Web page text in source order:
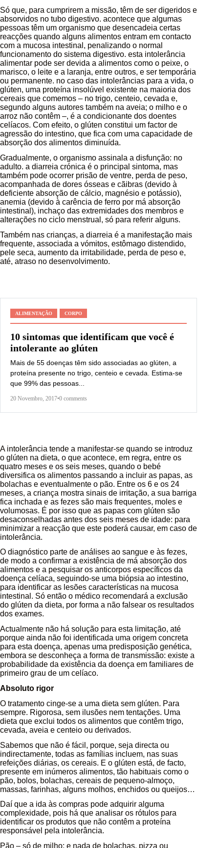
Só que, para cumprirem a missão, têm de ser digeridos e
absorvidos no tubo digestivo. acontece que algumas
pessoas têm um organismo que desencadeia certas
reacções quando alguns alimentos entram em contacto
com a mucosa intestinal, penalizando o normal
funcionamento do sistema digestivo. esta intolerância
alimentar pode ser devida a alimentos como o peixe, o
marisco, o leite e a laranja, entre outros, e ser temporária
ou permanente. no caso das intolerâncias para a vida, o
glúten, uma proteína insolúvel existente na maioria dos
cereais que comemos – no trigo, centeio, cevada e,
segundo alguns autores também na aveia; o milho e o
arroz não contêm –, é a condicionante dos doentes
celíacos. Com efeito, o glúten constitui um factor de
agressão do intestino, que fica com uma capacidade de
absorção dos alimentos diminuída.
Gradualmente, o organismo assinala a disfunção: no
adulto. a diarreia crónica é o principal sintoma, mas
também pode ocorrer prisão de ventre, perda de peso,
acompanhada de dores ósseas e cãibras (devido à
deficiente absorção de cálcio, magnésio e potássio),
anemia (devido à carência de ferro por má absorção
intestinal), inchaço das extremidades dos membros e
alterações no ciclo menstrual, só para referir alguns.
Também nas crianças, a diarreia é a manifestação mais
frequente, associada a vómitos, estômago distendido,
pele seca, aumento da irritabilidade, perda de peso e,
até, atraso no desenvolvimento.
ALIMENTAÇÃO CORPO
10 sintomas que identificam que você é
intolerante ao glúten
Mais de 55 doenças têm sido associadas ao glúten, a
proteína presente no trigo, centeio e cevada. Estima-se
que 99% das pessoas...
20 Novembro, 2017•0 comments
A intolerância tende a manifestar-se quando se introduz
o glúten na dieta, o que acontece, em regra, entre os
quatro meses e os seis meses, quando o bebé
diversifica os alimentos passando a incluir as papas, as
bolachas e eventualmente o pão. Entre os 6 e os 24
meses, a criança mostra sinais de irritação, a sua barriga
fica inchada e as fezes são mais frequentes, moles e
volumosas. É por isso que as papas com glúten são
desaconselhadas antes dos seis meses de idade: para
minimizar a reacção que este poderá causar, em caso de
intolerância.
O diagnóstico parte de análises ao sangue e às fezes,
de modo a confirmar a existência de má absorção dos
alimentos e a pesquisar os anticorpos específicos da
doença celíaca, seguindo-se uma biópsia ao intestino,
para identificar as lesões características na mucosa
intestinal. Só então o médico recomendará a exclusão
do glúten da dieta, por forma a não falsear os resultados
dos exames.
Actualmente não há solução para esta limitação, até
porque ainda não foi identificada uma origem concreta
para esta doença, apenas uma predisposição genética,
embora se desconheça a forma de transmissão: existe a
probabilidade da existência da doença em familiares de
primeiro grau de um celíaco.
Absoluto rigor
O tratamento cinge-se a uma dieta sem glúten. Para
sempre. Rigorosa, sem ilusões nem tentações. Uma
dieta que exclui todos os alimentos que contêm trigo,
cevada, aveia e centeio ou derivados.
Sabemos que não é fácil, porque, seja directa ou
indirectamente, todas as famílias incluem, nas suas
refeições diárias, os cereais. E o glúten está, de facto,
presente em inúmeros alimentos, tão habituais como o
pão, bolos, bolachas, cereais de pequeno-almoço,
massas, farinhas, alguns molhos, enchidos ou queijos…
Daí que a ida às compras pode adquirir alguma
complexidade, pois há que analisar os rótulos para
identificar os produtos que não contêm a proteína
responsável pela intolerância.
Pão – só de milho; e nada de bolachas, pizza ou